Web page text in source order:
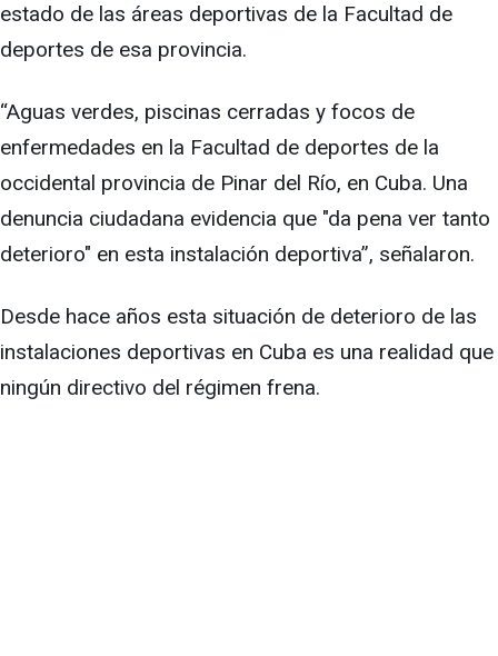
estado de las áreas deportivas de la Facultad de
deportes de esa provincia.
“Aguas verdes, piscinas cerradas y focos de
enfermedades en la Facultad de deportes de la
occidental provincia de Pinar del Río, en Cuba. Una
denuncia ciudadana evidencia que "da pena ver tanto
deterioro" en esta instalación deportiva”, señalaron.
Desde hace años esta situación de deterioro de las
instalaciones deportivas en Cuba es una realidad que
ningún directivo del régimen frena.